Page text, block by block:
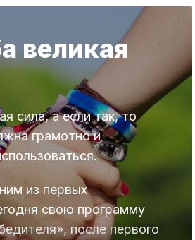
великая
сила, а если так, то
грамотно и
из первых
свою программу
после первого